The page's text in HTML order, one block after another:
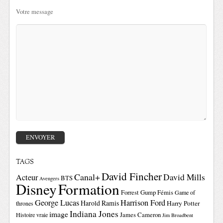
Votre message
TAGS
Acteur Avengers BTSCanal+David FincherDavid Mills
DisneyFormationForrest GumpFémis Game of
thrones George LucasHarold RamisHarrison FordHarry Potter
Histoire vraie imageIndiana Jones James Cameron Jim Broadbent